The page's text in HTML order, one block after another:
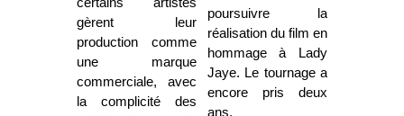
certains artistes
gèrent leur
production comme
une marque
commerciale, avec
la complicité des
poursuivre la
réalisation du film en
hommage à Lady
Jaye. Le tournage a
encore pris deux
ans.